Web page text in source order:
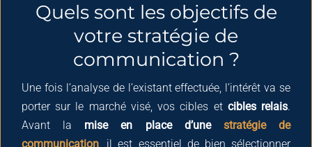
Quels sont les objectifs de
votre stratégie de
communication ?
Une fois l’analyse de l’existant effectuée, l’intérêt va se
porter sur le marché visé, vos cibles et cibles relais.
Avant la mise en place d’une stratégie de
communication, il est essentiel de bien sélectionner